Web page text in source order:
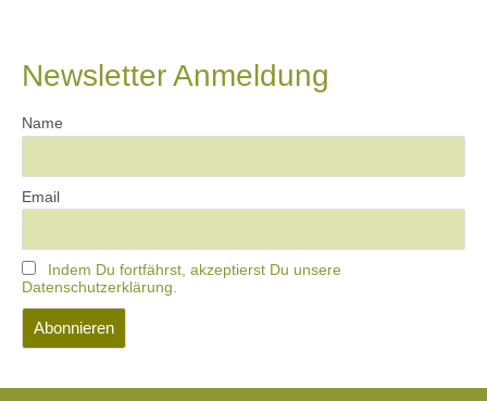
Newsletter Anmeldung
Name
Email
Indem Du fortfährst, akzeptierst Du unsere
Datenschutzerklärung.